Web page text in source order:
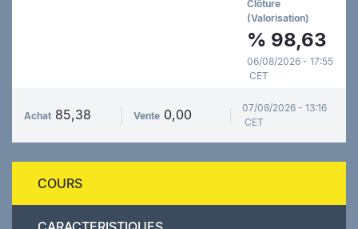
Clôture
(Valorisation)
% 98,63
06/08/2026 - 17:55
CET
Achat 85,38 Vente 0,00
07/08/2026 - 13:16
CET
COURS